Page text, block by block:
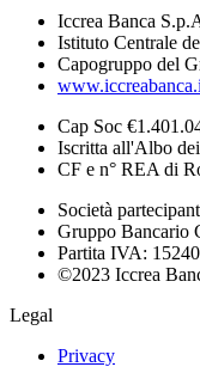
Iccrea Banca
Istituto Centrale
Capogruppo del
Cap Soc
Iscritta all'Albo
CF e n° REA di
Società
Gruppo Bancario
Partita IVA:
©2023 Iccrea
Legal
Privacy